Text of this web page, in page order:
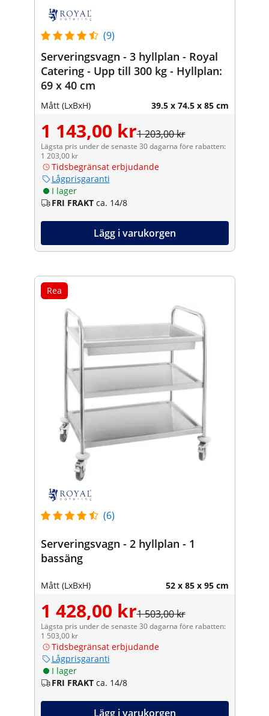
(9)
Serveringsvagn - 3 hyllplan - Royal
Catering - Upp till 300 kg - Hyllplan:
69 x 40 cm
Mått (LxBxH) 39.5 x 74.5 x 85 cm
1 143,00 kr1 203,00 kr
Lägsta pris under de senaste 30 dagarna före rabatten:
1 203,00 kr
Tidsbegränsat erbjudande
Lågprisgaranti
I lager
FRI FRAKT ca. 14/8
Lägg i varukorgen
Rea
(6)
Serveringsvagn - 2 hyllplan - 1
bassäng
Mått (LxBxH) 52 x 85 x 95 cm
1 428,00 kr1 503,00 kr
Lägsta pris under de senaste 30 dagarna före rabatten:
1 503,00 kr
Tidsbegränsat erbjudande
Lågprisgaranti
I lager
FRI FRAKT ca. 14/8
Lägg i varukorgen